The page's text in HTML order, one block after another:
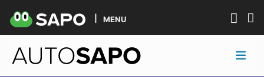
MENU